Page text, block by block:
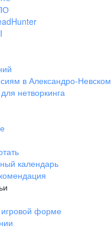
в Александро-Невском
нетворкинга
календарь
форме